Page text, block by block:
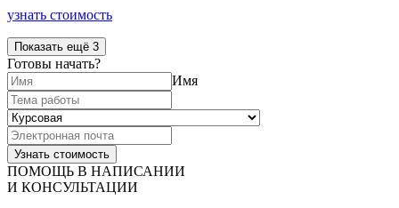
узнать стоимость
Показать ещё 3
Готовы начать?
Имя
ПОМОЩЬ В НАПИСАНИИ
И КОНСУЛЬТАЦИИ